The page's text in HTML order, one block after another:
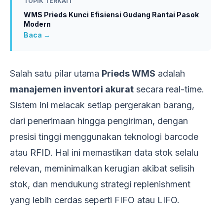
WMS Prieds Kunci Efisiensi Gudang Rantai Pasok
Modern
Baca →
Salah satu pilar utama Prieds WMS adalah
manajemen inventori akurat secara real-time.
Sistem ini melacak setiap pergerakan barang,
dari penerimaan hingga pengiriman, dengan
presisi tinggi menggunakan teknologi barcode
atau RFID. Hal ini memastikan data stok selalu
relevan, meminimalkan kerugian akibat selisih
stok, dan mendukung strategi replenishment
yang lebih cerdas seperti FIFO atau LIFO.